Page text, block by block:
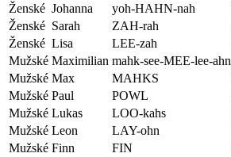
Ženské Johanna yoh-HAHN-nah
Ženské Sarah ZAH-rah
Ženské Lisa LEE-zah
Mužské Maximilian mahk-see-MEE-lee-ahn
Mužské Max MAHKS
Mužské Paul POWL
Mužské Lukas LOO-kahs
Mužské Leon LAY-ohn
Mužské Finn FIN